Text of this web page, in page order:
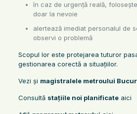
în caz de urgență reală,
doar la nevoie
alertează imediat personalul de
observi o problemă
Scopul lor este protejarea tuturor
gestionarea corectă a situațiilor.
Vezi și magistralele metroului
Consultă stațiile noi planificateaici